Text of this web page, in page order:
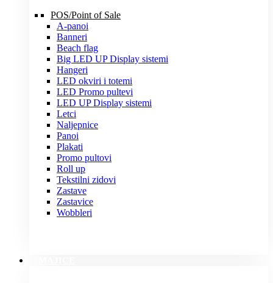
POS/Point of Sale
A-panoi
Banneri
Beach flag
Big LED UP Display sistemi
Hangeri
LED okviri i totemi
LED Promo pultevi
LED UP Display sistemi
Letci
Naljepnice
Panoi
Plakati
Promo pultovi
Roll up
Tekstilni zidovi
Zastave
Zastavice
Wobbleri